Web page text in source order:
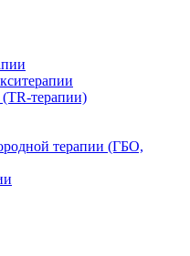
терапии)
терапии (ГБО,